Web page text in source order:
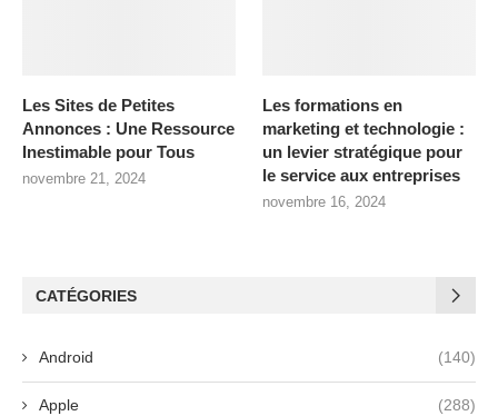
Les Sites de Petites
Annonces : Une Ressource
Inestimable pour Tous
novembre 21, 2024
Les formations en
marketing et technologie :
un levier stratégique pour
le service aux entreprises
novembre 16, 2024
CATÉGORIES
Android (140)
Apple (288)